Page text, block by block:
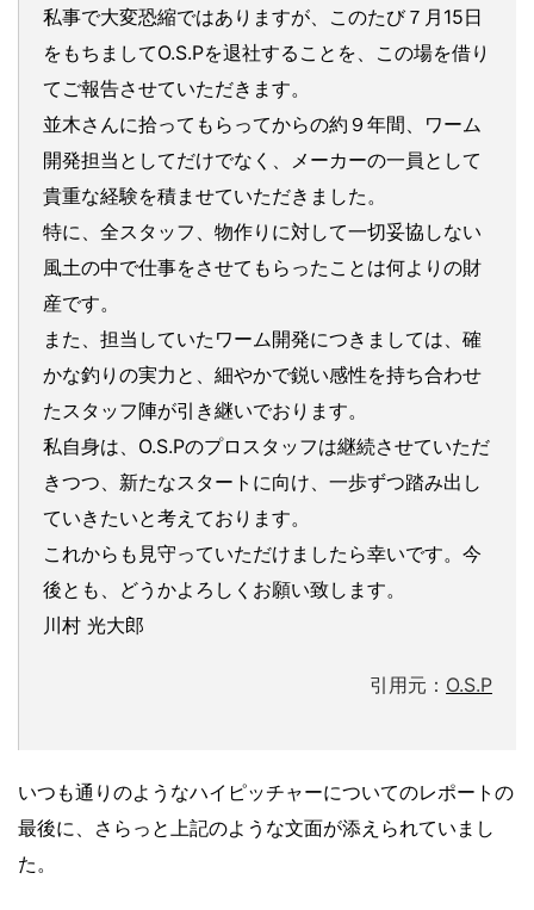
私事で大変恐縮ではありますが、このたび７月15日
をもちましてO.S.Pを退社することを、この場を借り
てご報告させていただきます。
並木さんに拾ってもらってからの約９年間、ワーム
開発担当としてだけでなく、メーカーの一員として
貴重な経験を積ませていただきました。
特に、全スタッフ、物作りに対して一切妥協しない
風土の中で仕事をさせてもらったことは何よりの財
産です。
また、担当していたワーム開発につきましては、確
かな釣りの実力と、細やかで鋭い感性を持ち合わせ
たスタッフ陣が引き継いでおります。
私自身は、O.S.Pのプロスタッフは継続させていただ
きつつ、新たなスタートに向け、一歩ずつ踏み出し
ていきたいと考えております。
これからも見守っていただけましたら幸いです。今
後とも、どうかよろしくお願い致します。
川村 光大郎
引用元： O.S.P
いつも通りのようなハイピッチャーについてのレポートの
最後に、さらっと上記のような文面が添えられていまし
た。